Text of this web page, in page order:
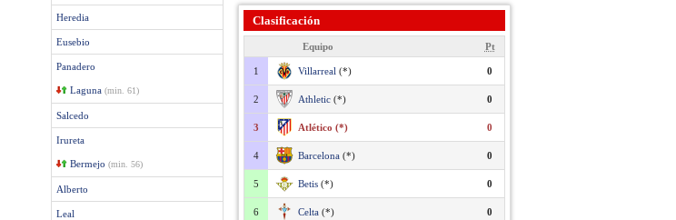
Heredia
Eusebio
Panadero
Laguna (min. 61)
Salcedo
Irureta
Bermejo (min. 56)
Alberto
Leal
Clasificación
Equipo Pt
1 Villarreal (*) 0
2 Athletic (*) 0
3 Atlético (*) 0
4 Barcelona (*) 0
5 Betis (*) 0
6 Celta (*) 0